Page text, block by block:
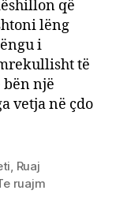
që
lëng
i
të
bën një
vetja në çdo
Ruaj
ruajm